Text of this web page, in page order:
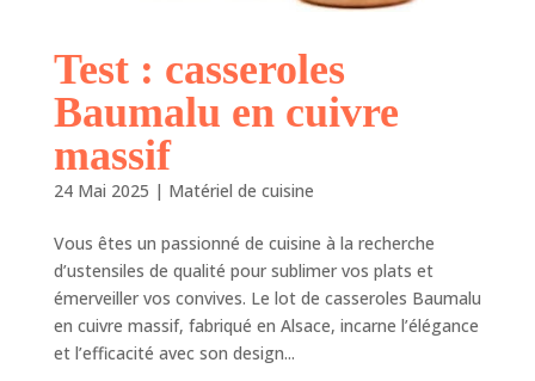
Test : casseroles
Baumalu en cuivre
massif
24 Mai 2025 | Matériel de cuisine
Vous êtes un passionné de cuisine à la recherche
d’ustensiles de qualité pour sublimer vos plats et
émerveiller vos convives. Le lot de casseroles Baumalu
en cuivre massif, fabriqué en Alsace, incarne l’élégance
et l’efficacité avec son design...